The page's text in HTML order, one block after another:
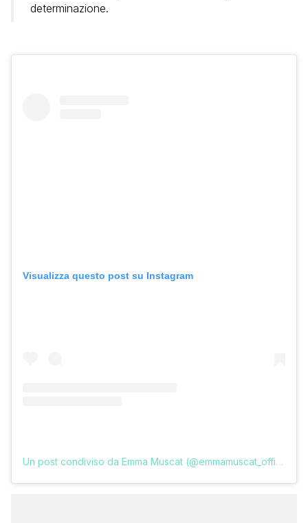
determinazione.
Visualizza questo post su Instagram
Un post condiviso da Emma Muscat (@emmamuscat_official)